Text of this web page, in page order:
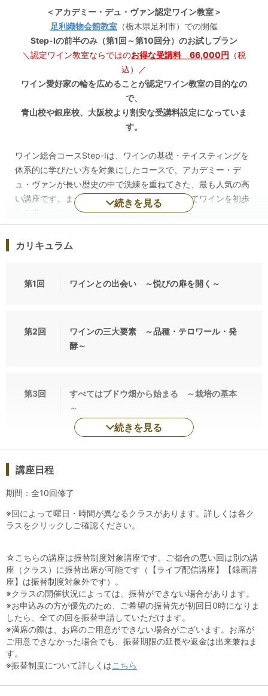
＜アカデミー・デュ・ヴァン認定ワイン教室＞
足利織物会館教室 （栃木県足利市）での開催
Step-Ⅰの前半のみ（第1回～第10回分）のお試しプラン
＼認定ワイン教室ならではのお得な受講料 66,000円 （税
込）／
ワイン愛好家の輪を広めることが認定ワイン教室の目的なの
で、
青山校や銀座校、大阪校より割安な受講料設定になっていま
す。
ワイン総合コースStep-Ⅰは、ワインの基礎・テイスティングを
体系的に学びたい方を対象にしたコースで、アカデミー・デ
ュ・ヴァンが長い歴史の中で洗練を重ねてきた、最も人気の高
い講座です。まったくの初心者の方でも安心してワインを初歩
から学ぶことができます。
◆成長が実感できるワイン・テイスティング
導のもと、ワインの特徴を言葉にする術を段階的に学び、講座
なります。こうした技術は、我流・独習では身につかないも
の。経験豊かな講師の適切なコーチングを通じて、半年間のう
ちに皆様は成長を実感し、テイスティングの虜になっていきま
種類）を、世界一のワイングラス・メーカーであるリーデル社
のグラスで楽しんでいただけますから、悦びながら技術を磨い
リジナル・テキストには、市販の書籍やインターネット上の情
メイトとの交流も、Step-Ⅰの大きな魅力のひとつ。レッスン後
のクラス会で、生涯続く友情で結ばれた仲間を見つけていただ
くことができます。
◎座学のオンライン動画視聴（通常価格：44,000円）も無料
で視聴できます！（ 2025/9/30迄
続きを見る
カリキュラム
第1回 ワインとの出会い ～悦びの扉を開く～
第2回
ワインの三大要素 ～品種・テロワール・発
酵～
第3回
すべてはブドウ畑から始まる ～栽培の基本
～
続きを見る
講座日程
期間：全10回修了
※回によって曜日・時間が異なるクラスがあります。詳しくは各ク
ラスをクリックしご確認ください。
☆こちらの講座は振替制度対象講座です。ご都合の悪い回は別の講
座（クラス）に振替出席が可能です（【ライブ配信講座】【録画講
座】は振替制度対象外です）。
※クラスの開催状況によっては、振替ができない場合があります。
※お申込みの方が優先のため、ご希望の振替先が初回日0時になりま
したら、全ての回を振替申請していただけます。
※満席の際は、お席のご用意ができない場合がございます。お席が
ご用意できなかった場合でも、振替期限の延長や返金は出来兼ねま
す。
※振替制度について詳しくはこちら